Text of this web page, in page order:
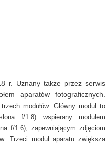
r. Uznany także przez serwis
aparatów fotograficznych.
modułów. Główny moduł to
f/1.8) wspierany modułem
f/1.6), zapewniającym zdjęciom
Trzeci moduł aparatu zwiększa